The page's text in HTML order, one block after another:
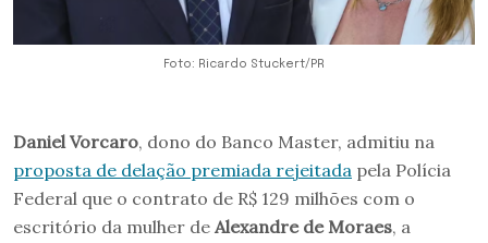
Foto: Ricardo Stuckert/PR
Daniel Vorcaro, dono do Banco Master, admitiu na
proposta de delação premiada rejeitada pela Polícia
Federal que o contrato de R$ 129 milhões com o
escritório da mulher de Alexandre de Moraes, a